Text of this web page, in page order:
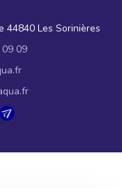
44840 Les Sorinières
09